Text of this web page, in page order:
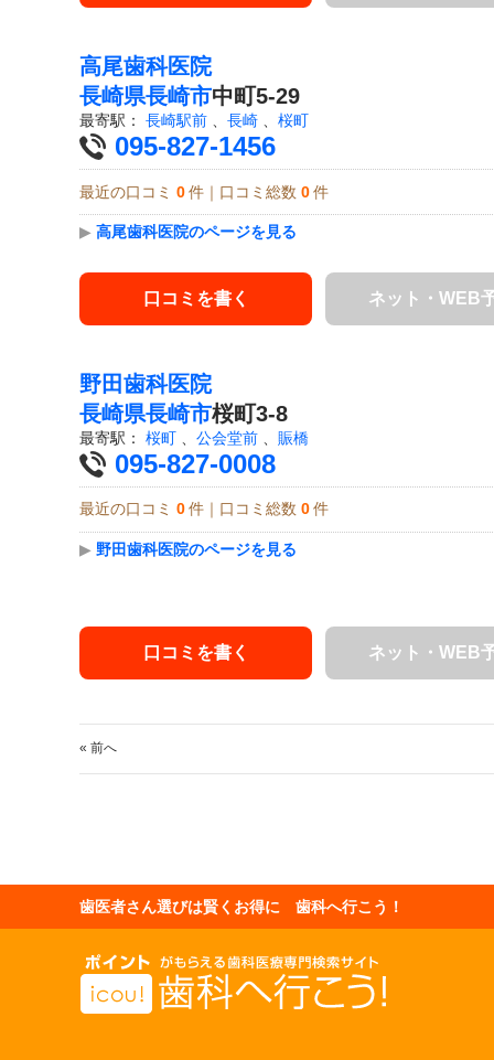
高尾歯科医院
長崎県長崎市中町5-29
最寄駅： 長崎駅前 、 長崎 、 桜町
095-827-1456
最近の口コミ 0 件｜口コミ総数 0 件
▶ 高尾歯科医院のページを見る
口コミを書く ネット・WEB
野田歯科医院
長崎県長崎市桜町3-8
最寄駅： 桜町 公会堂前 賑橋
095-827-0008
最近の口コミ 0 件｜口コミ総数 0 件
▶ 野田歯科医院のページを見る
口コミを書く ネット・WEB
« 前へ
歯医者さん選びは賢くお得に 歯科へ行こう！